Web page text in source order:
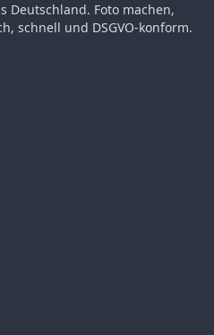
Deutschland. Foto machen,
schnell und DSGVO-konform.